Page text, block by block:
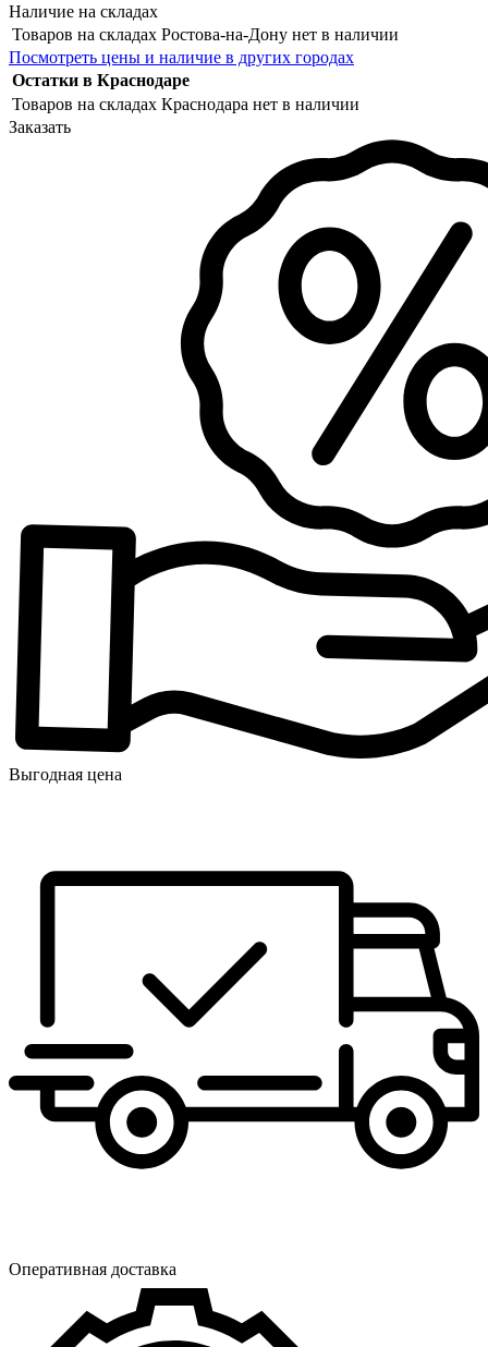
Наличие на складах
Товаров на складах Ростова-на-Дону нет в наличии
Посмотреть цены и наличие в других городах
Остатки в Краснодаре
Товаров на складах Краснодара нет в наличии
Заказать
Выгодная цена
Оперативная доставка